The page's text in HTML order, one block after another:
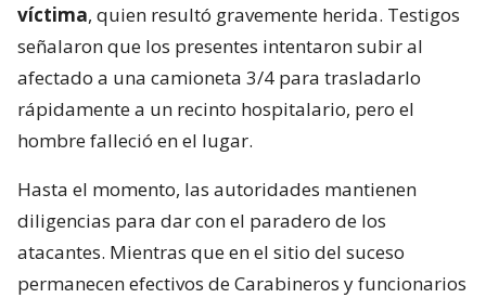
víctima, quien resultó gravemente herida. Testigos
señalaron que los presentes intentaron subir al
afectado a una camioneta 3/4 para trasladarlo
rápidamente a un recinto hospitalario, pero el
hombre falleció en el lugar.
Hasta el momento, las autoridades mantienen
diligencias para dar con el paradero de los
atacantes. Mientras que en el sitio del suceso
permanecen efectivos de Carabineros y funcionarios